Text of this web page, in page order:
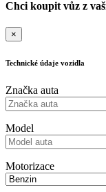
Chci koupit vůz z
×
Technické údaje vozidla
Značka auta
Model
Motorizace